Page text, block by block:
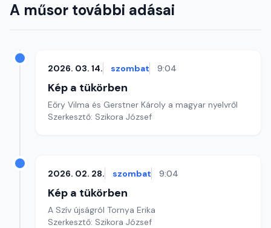
A műsor további adásai
2026. 03. 14. szombat 9:04
Kép a tükörben
Eőry Vilma és Gerstner Károly a magyar nyelvről
Szerkesztő: Szikora József
2026. 02. 28. szombat 9:04
Kép a tükörben
A Szív újságról Tornya Erika
Szerkesztő: Szikora József